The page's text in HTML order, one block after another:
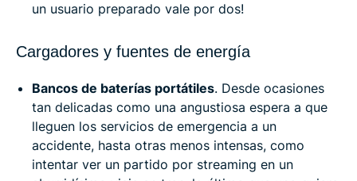
un usuario preparado vale por dos!
Cargadores y fuentes de energía
Bancos de baterías portátiles. Desde ocasiones
tan delicadas como una angustiosa espera a que
lleguen los servicios de emergencia a un
accidente, hasta otras menos intensas, como
intentar ver un partido por streaming en un